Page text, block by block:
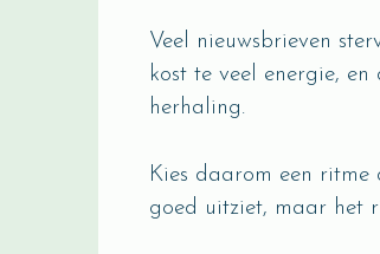
Veel nieuwsbrieven
kost te veel energie,
herhaling.
Kies daarom een
goed uitziet, maar het